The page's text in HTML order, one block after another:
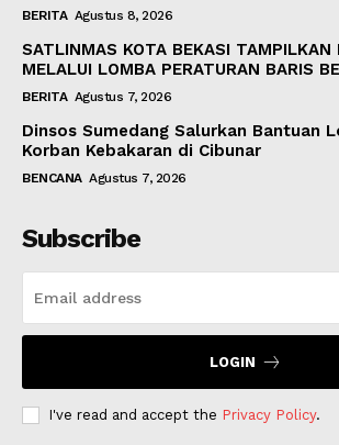
BERITA Agustus 8, 2026
SATLINMAS KOTA BEKASI TAMPILKAN
MELALUI LOMBA PERATURAN BARIS
BERITA Agustus 7, 2026
Dinsos Sumedang Salurkan Bantuan
Korban Kebakaran di Cibunar
BENCANA Agustus 7, 2026
Subscribe
LOGIN
I've read and accept the Privacy Policy.